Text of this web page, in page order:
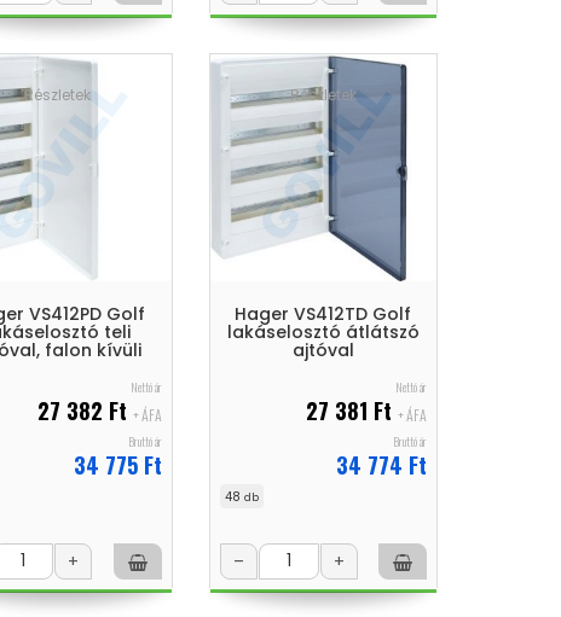
Részletek
VS412PD Golf
teli
falon kívüli
Nettó ár
27 382 Ft + ÁFA
Bruttó ár
34 775 Ft
+
Részletek
Hager VS412TD Golf
lakáselosztó átlátszó
ajtóval
Nettó ár
27 381 Ft + ÁFA
Bruttó ár
34 774 Ft
48 db
– +